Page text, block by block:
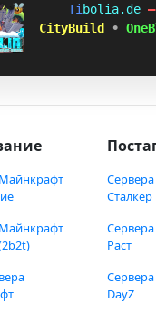
Ti bol i a. de
CityBuild
•
Сталкер
Раст
DayZ